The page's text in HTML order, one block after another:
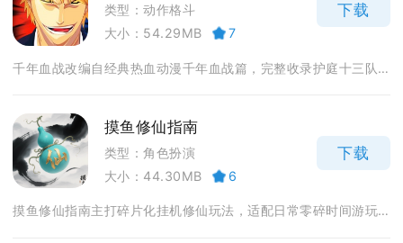
类型：动作格斗
大小：54.29MB
7
下载
千年血战改编自经典热血动漫千年血战篇，完整收录护庭十三队...
摸鱼修仙指南
类型：角色扮演
大小：44.30MB
6
下载
摸鱼修仙指南主打碎片化挂机修仙玩法，适配日常零碎时间游玩...